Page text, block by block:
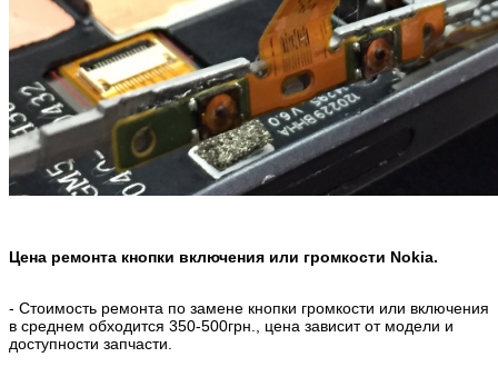
Цена ремонта кнопки включения или громкости Nokia.
- Стоимость ремонта по замене кнопки громкости или включения
в среднем обходится 350-500грн., цена зависит от модели и
доступности запчасти.